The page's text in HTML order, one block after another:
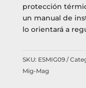
protección
un manual de
lo orientará a
SKU: ESMIG09
Mig-Mag